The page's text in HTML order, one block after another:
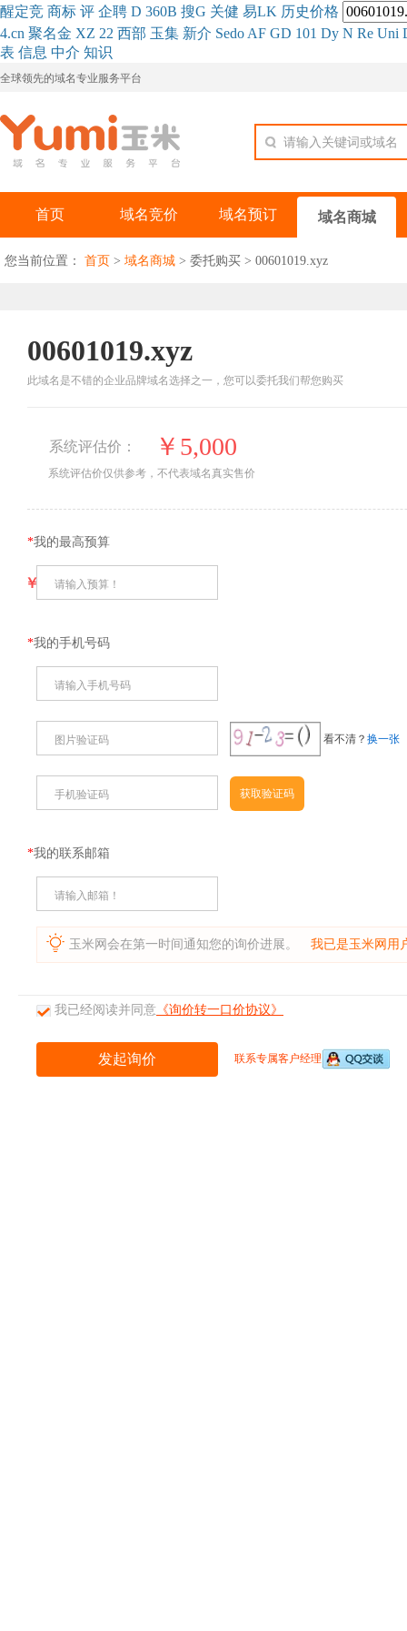
醒定竞 商标 评 企聘 D 360B 搜G 关健 易LK 历史价格
4.cn 聚名金 XZ 22 西部 玉集 新介 Sedo AF GD 101 Dy N Re Uni
表 信息 中介 知识